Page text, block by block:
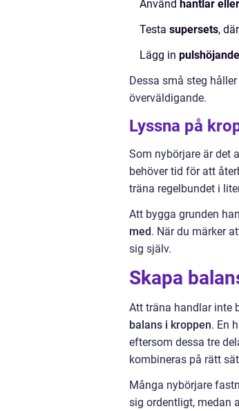
Använd hantlar
Testa supersets,
Lägg in
Dessa små steg
överväldigande.
Lyssna på
Som nybörjare är det
behöver tid för att
träna regelbundet i
Att bygga grunden
med. När du märker
sig själv.
Skapa
Att träna handlar inte
balans i kroppen. En
eftersom dessa tre
kombineras på rätt
Många nybörjare
sig ordentligt, medan